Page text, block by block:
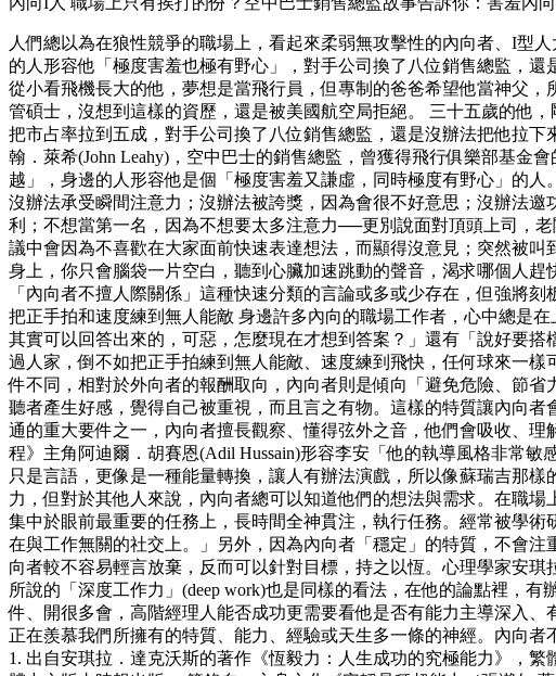
人們總以為在狼性競爭的職場上，看起來柔弱無攻擊性的內向者、I型
的人形容他「極度害羞也極有野心」，對手公司換了八位銷售總監，
從小看飛機長大的他，夢想是當飛行員，但專制的爸爸希望他當神父
管碩士，沒想到這樣的資歷，還是被美國航空局拒絕。 三十五歲的他
把市占率拉到五成，對手公司換了八位銷售總監，還是沒辦法把他拉
翰．萊希(John Leahy)，空中巴士的銷售總監，曾獲得飛行俱樂部基金
越」，身邊的人形容他是個「極度害羞又謙虛，同時極度有野心」的
沒辦法承受瞬間注意力；沒辦法被誇獎，因為會很不好意思；沒辦法
利；不想當第一名，因為不想要太多注意力──更別說面對頂頭上司，
議中會因為不喜歡在大家面前快速表達想法，而顯得沒意見；突然被
身上，你只會腦袋一片空白，聽到心臟加速跳動的聲音，渴求哪個人
「內向者不擅人際關係」這種快速分類的言論或多或少存在，但強將
把正手拍和速度練到無人能敵 身邊許多內向的職場工作者，心中總是
其實可以回答出來的，可惡，怎麼現在才想到答案？」還有「說好要
過人家，倒不如把正手拍練到無人能敵、速度練到飛快，任何球來一
件不同，相對於外向者的報酬取向，內向者則是傾向「避免危險、節
聽者產生好感，覺得自己被重視，而且言之有物。這樣的特質讓內向
通的重大要件之一，內向者擅長觀察、懂得弦外之音，他們會吸收、
程》主角阿迪爾．胡賽恩(Adil Hussain)形容李安「他的執導風格非常
只是言語，更像是一種能量轉換，讓人有辦法演戲，所以像蘇瑞吉那
力，但對於其他人來說，內向者總可以知道他們的想法與需求。在職
集中於眼前最重要的任務上，長時間全神貫注，執行任務。經常被學
在與工作無關的社交上。」另外，因為內向者「穩定」的特質，不會
向者較不容易輕言放棄，反而可以針對目標，持之以恆。心理學家安
所說的「深度工作力」(deep work)也是同樣的看法，在他的論點裡，
件、開很多會，高階經理人能否成功更需要看他是否有能力主導深入
正在羨慕我們所擁有的特質、能力、經驗或天生多一條的神經。內向
1. 出自安琪拉．達克沃斯的著作《恆毅力：人生成功的究極能力》，